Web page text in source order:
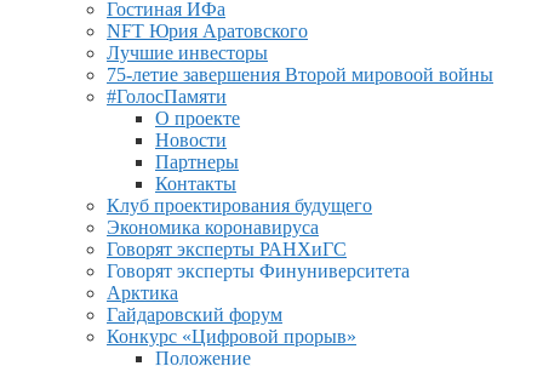
Гостиная ИФа
NFT Юрия Аратовского
Лучшие инвесторы
75-летие завершения Второй мировоой войны
#ГолосПамяти
О проекте
Новости
Партнеры
Контакты
Клуб проектирования будущего
Экономика коронавируса
Говорят эксперты РАНХиГС
Говорят эксперты Финуниверситета
Арктика
Гайдаровский форум
Конкурс «Цифровой прорыв»
Положение